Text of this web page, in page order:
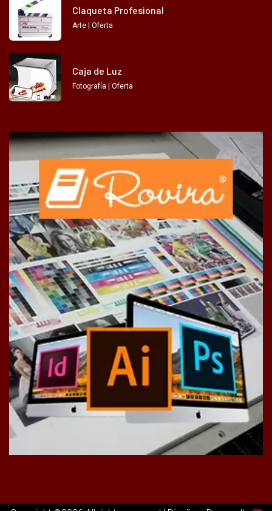
Claqueta Profesional
Arte | Oferta
Caja de Luz
Fotografía | Oferta